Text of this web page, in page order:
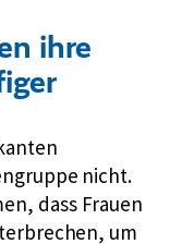
ihre
nicht.
dass Frauen
um